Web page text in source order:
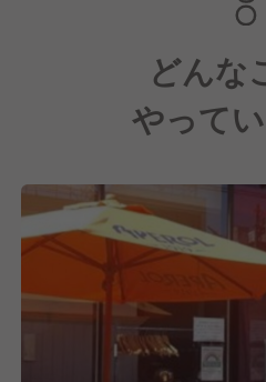
どんな
やって